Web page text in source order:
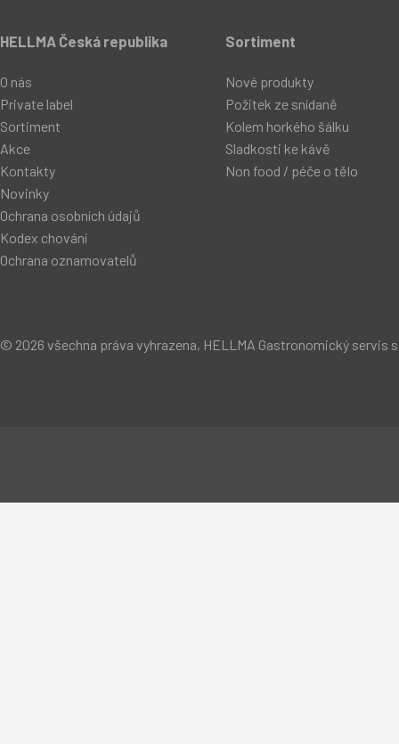
HELLMA Česká republika
O nás
Private label
Sortiment
Akce
Kontakty
Novinky
Ochrana osobních údajů
Kodex chování
Ochrana oznamovatelů
Sortiment
Nové produkty
Požitek ze snídaně
Kolem horkého šálku
Sladkosti ke kávě
Non food / péče o tělo
© 2026 všechna práva vyhrazena, HELLMA Gastronomický servis